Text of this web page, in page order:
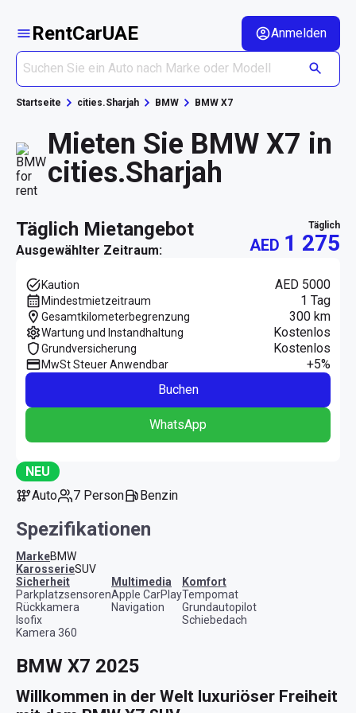
RentCarUAE Anmelden
Startseite cities.Sharjah BMW BMW X7
Mieten Sie BMW X7 in
cities.Sharjah
täglich Mietangebot
Ausgewählter Zeitraum:
täglich
AED 1 275
Kaution AED 5000
Mindestmietzeitraum 1 Tag
Gesamtkilometerbegrenzung 300 km
Wartung und Instandhaltung Kostenlos
Grundversicherung Kostenlos
MwSt Steuer Anwendbar
+5%
Buchen
WhatsApp
NEU
Auto
7 Person Benzin
Spezifikationen
MarkeBMW
KarosserieSUV
Sicherheit
Parkplatzsensoren
Rückkamera
Isofix
Kamera 360
Multimedia
Apple CarPlay
Navigation
Komfort
Tempomat
Grundautopilot
Schiebedach
BMW X7 2025
Willkommen in der Welt luxuriöser Freiheit